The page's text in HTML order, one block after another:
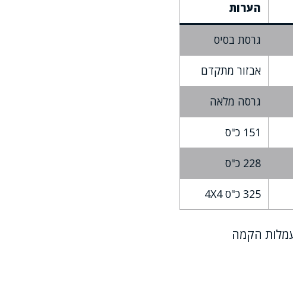
הערות
גרסת בסיס
אבזור מתקדם
גרסה מלאה
151 כ"ס
228 כ"ס
325 כ"ס 4X4